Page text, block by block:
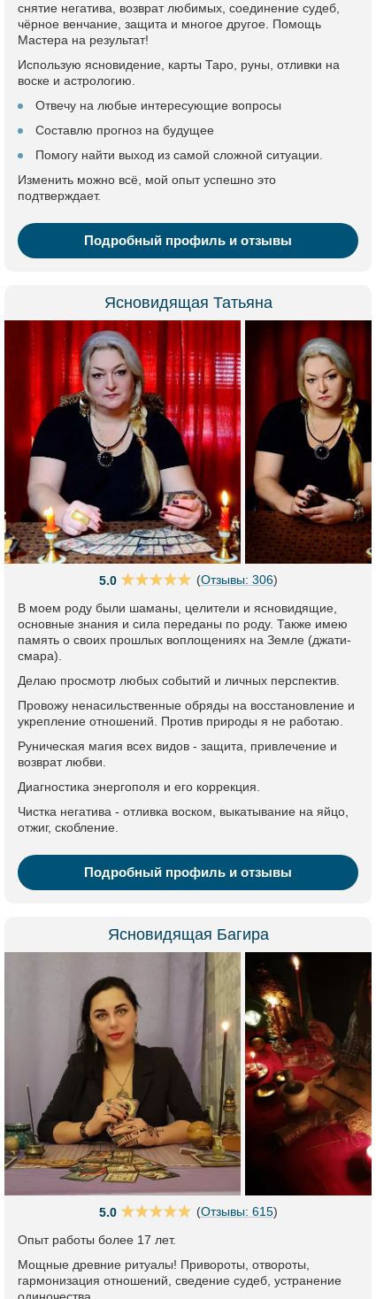
снятие негатива, возврат любимых, соединение судеб,
чёрное венчание, защита и многое другое. Помощь
Мастера на результат!
Использую ясновидение, карты Таро, руны, отливки на
воске и астрологию.
Отвечу на любые интересующие вопросы
Составлю прогноз на будущее
Помогу найти выход из самой сложной ситуации.
Изменить можно всё, мой опыт успешно это
подтверждает.
Подробный профиль и отзывы
Ясновидящая Татьяна
5.0 (Отзывы: 306)
В моем роду были шаманы, целители и ясновидящие,
основные знания и сила переданы по роду. Также имею
память о своих прошлых воплощениях на Земле (джати-
смара).
Делаю просмотр любых событий и личных перспектив.
Провожу ненасильственные обряды на восстановление и
укрепление отношений. Против природы я не работаю.
Руническая магия всех видов - защита, привлечение и
возврат любви.
Диагностика энергополя и его коррекция.
Чистка негатива - отливка воском, выкатывание на яйцо,
отжиг, скобление.
Подробный профиль и отзывы
Ясновидящая Багира
5.0 (Отзывы: 615)
Опыт работы более 17 лет.
Мощные древние ритуалы! Привороты, отвороты,
гармонизация отношений, сведение судеб, устранение